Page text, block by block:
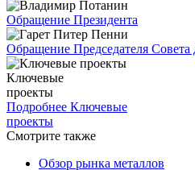
Обращение Президента
Обращение Председателя Совета
Ключевые
проекты
Подробнее Ключевые
проекты
Смотрите также
Обзор рынка металлов